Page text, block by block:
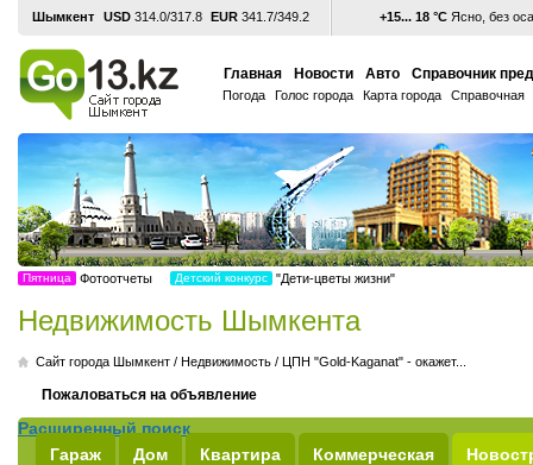
Шымкент USD 314.0/317.8 EUR 341.7/349.2 +15... 18 °С Ясно, без
Главная Новости Авто Справочник
Погода Голос города Карта города Справочная
Пятница Фотоотчеты Детский конкурс "Дети-цветы жизни"
Недвижимость Шымкента
Cайт города Шымкент / Недвижимость / ЦПН "Gold-Kaganat" - окажет...
Пожаловаться на объявление
Гараж Дом Квартира Коммерческая
Расширенный поиск